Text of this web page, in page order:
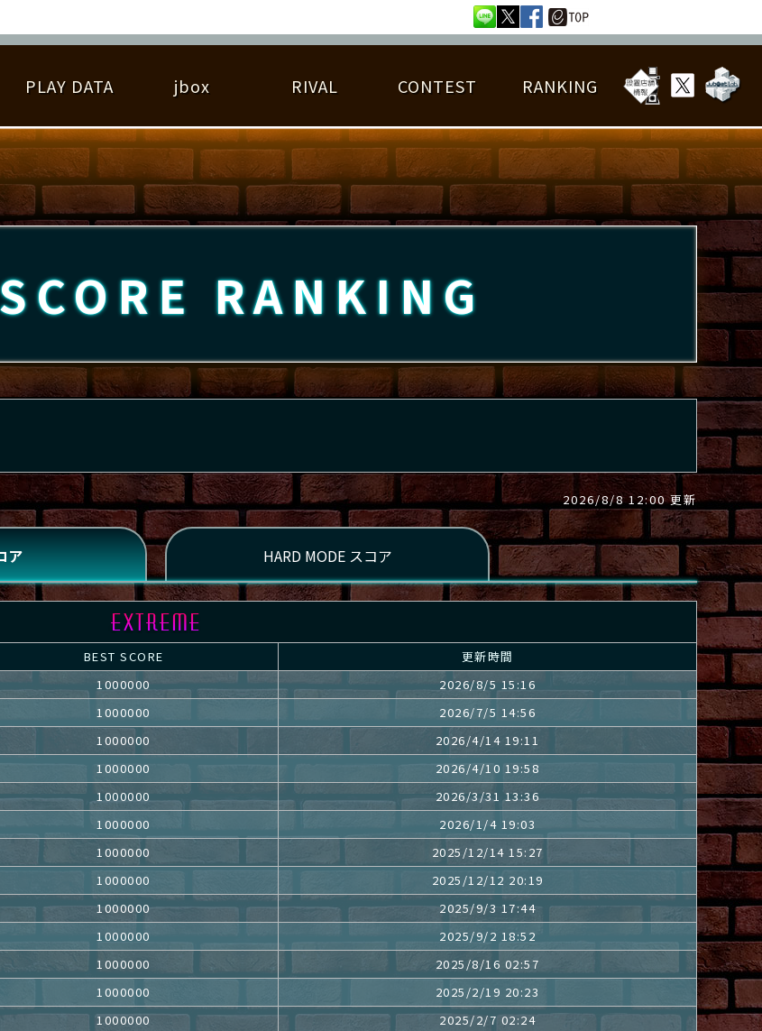
基本の遊び方 遊び方ガイド
遊べる楽曲 アーティスト紹介
PLAY DATA
ゆびベル 楽曲データ 詳細楽曲データ
プレーグラフ ねんごろチャレンジ EDIT譜面
jbox RIVAL
ル一覧 ライバル比較 プレーヤー検索 フレンドリスト
CONTEST
大会開催 大会参加情報 大会とは？
RANKING
HIT CHART BEST SCORE RANKING TOTAL BEST SCORE RANKING
RANKING
2026/8/8 12:00 更新
BEST SCORE
更新時間
1000000
2026/8/5 15:16
1000000
2026/7/5 14:56
1000000
2026/4/14 19:11
1000000
2026/4/10 19:58
1000000
2026/3/31 13:36
1000000
2026/1/4 19:03
1000000
2025/12/14 15:27
1000000
2025/12/12 20:19
1000000
2025/9/3 17:44
1000000
2025/9/2 18:52
1000000
2025/8/16 02:57
1000000
2025/2/19 20:23
1000000
2025/2/7 02:24